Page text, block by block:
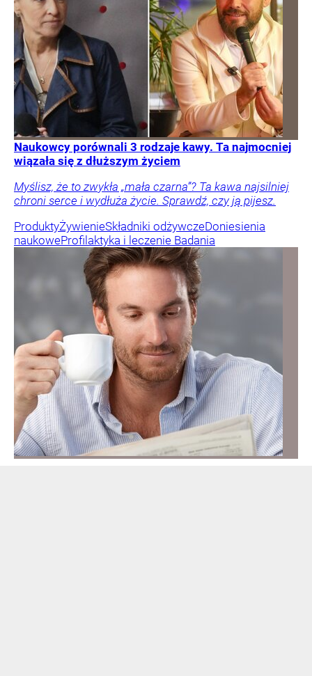
Naukowcy porównali 3 rodzaje kawy. Ta najmocniej
wiązała się z dłuższym życiem
Myślisz, że to zwykła „mała czarna”? Ta kawa najsilniej
chroni serce i wydłuża życie. Sprawdź, czy ją pijesz.
ProduktyŻywienieSkładniki odżywczeDoniesienia
naukoweProfilaktyka i leczenie Badania